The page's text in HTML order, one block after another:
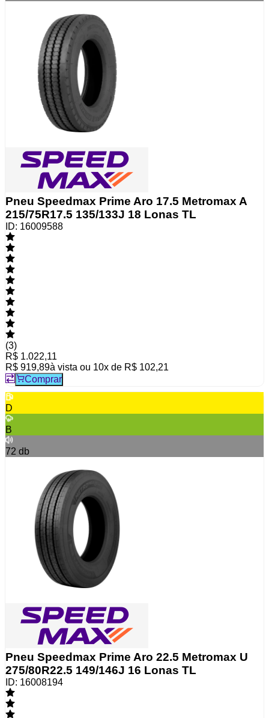
Pneu Speedmax Prime Aro 17.5 Metromax A
215/75R17.5 135/133J 18 Lonas TL
ID: 16009588
(3)
R$ 1.022,11
R$ 919,89à vista ou 10x de R$ 102,21
Comprar
D
B
72 db
Pneu Speedmax Prime Aro 22.5 Metromax U
275/80R22.5 149/146J 16 Lonas TL
ID: 16008194